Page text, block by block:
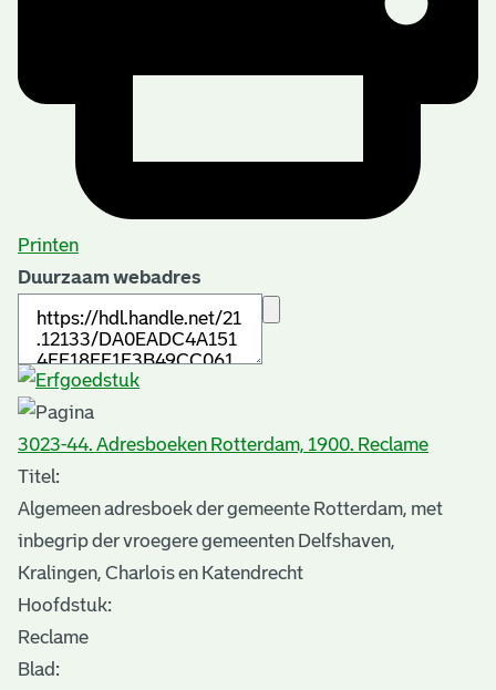
Printen
Duurzaam webadres
3023-44. Adresboeken Rotterdam, 1900. Reclame
Titel:
Algemeen adresboek der gemeente Rotterdam, met
inbegrip der vroegere gemeenten Delfshaven,
Kralingen, Charlois en Katendrecht
Hoofdstuk:
Reclame
Blad: